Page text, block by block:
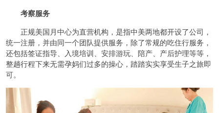
考察服务
正规美国月中心为直营机构，是指中美两地都开设了公司，
统一注册，并由同一个团队提供服务，除了常规的吃住行服务，
还包括签证指导、入境培训、安排游玩、陪产、产后护理等等，
整趟行程下来无需孕妈们过多的操心，踏踏实实享受生子之旅即
可。